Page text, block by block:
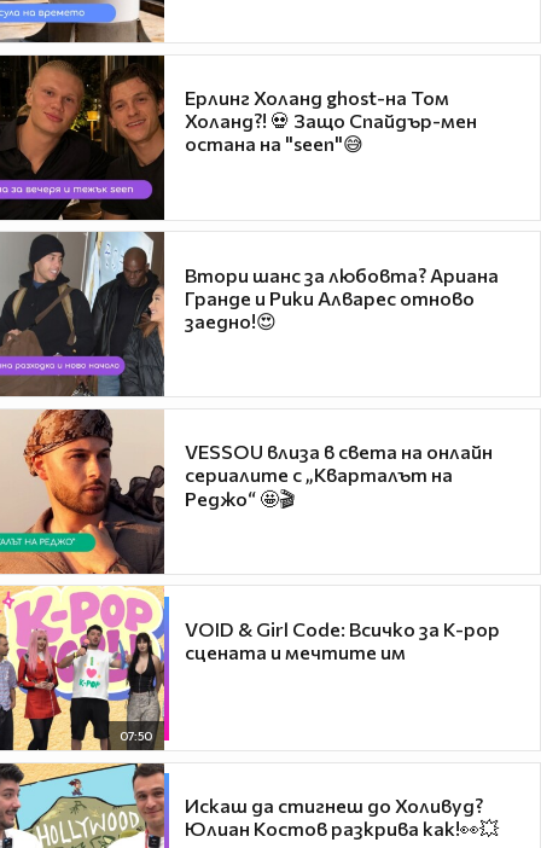
Ерлинг Холанд ghost-на Том
Холанд?! 💀 Защо Спайдър-мен
остана на "seen"😅
Втори шанс за любовта? Ариана
Гранде и Рики Алварес отново
заедно!😍
VESSOU влиза в света на онлайн
сериалите с „Кварталът на
Реджо“ 🤩🎬
07:50
VOID & Girl Code: Всичко за K-pop
сцената и мечтите им
Искаш да стигнеш до Холивуд?
Юлиан Костов разкрива как!👀💥